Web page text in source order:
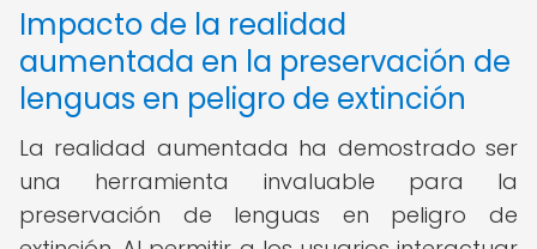
Impacto de la realidad
aumentada en la preservación de
lenguas en peligro de extinción
La realidad aumentada ha demostrado ser
una herramienta invaluable para la
preservación de lenguas en peligro de